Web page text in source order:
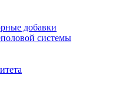
добавки
системы